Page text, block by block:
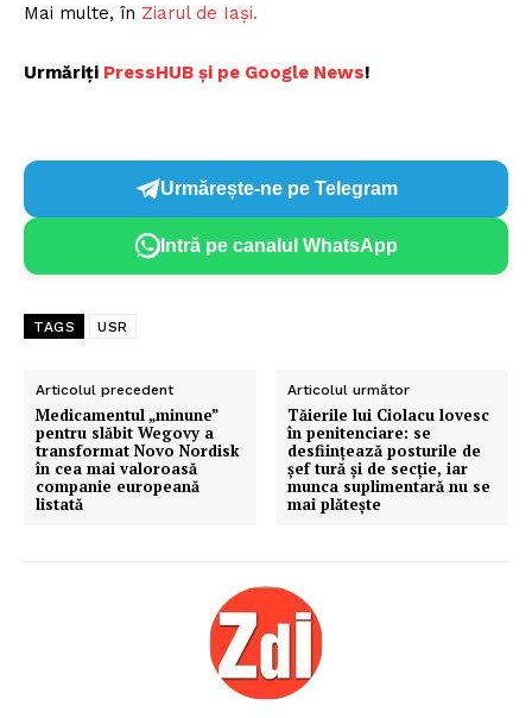
Mai multe, în Ziarul de Iași.
Urmăriți PressHUB și pe Google News!
Urmărește-ne pe Telegram
Intră pe canalul WhatsApp
TAGS USR
Articolul precedent
Medicamentul „minune”
pentru slăbit Wegovy a
transformat Novo Nordisk
în cea mai valoroasă
companie europeană
listată
Articolul următor
Tăierile lui Ciolacu lovesc
în penitenciare: se
desființează posturile de
șef tură și de secție, iar
munca suplimentară nu se
mai plătește